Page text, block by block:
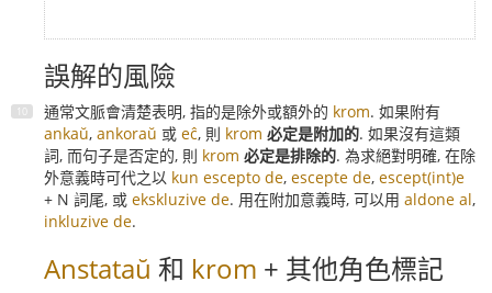
誤解的風險
通常文脈會清楚表明, 指的是除外或額外的 krom. 如果附有
ankaŭ, ankoraŭ 或 eĉ, 則 krom 必定是附加的. 如果沒有這類
詞, 而句子是否定的, 則 krom 必定是排除的. 為求絕對明確, 在除
外意義時可代之以 kun escepto de, escepte de, escept(int)e
+ N 詞尾, 或 ekskluzive de. 用在附加意義時, 可以用 aldone al,
inkluzive de.
Anstataŭ 和 krom + 其他角色標記